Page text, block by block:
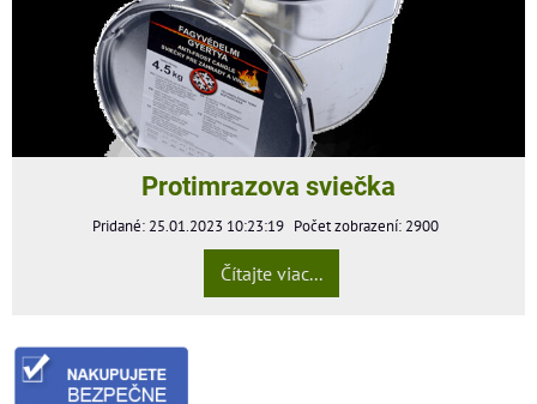
Protimrazova sviečka
Pridané: 25.01.2023 10:23:19 Počet zobrazení: 2900
Čítajte viac...